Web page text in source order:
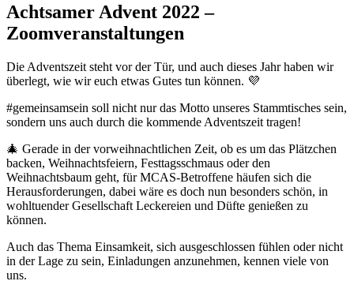
Achtsamer Advent 2022 –
Zoomveranstaltungen
Die Adventszeit steht vor der Tür, und auch dieses Jahr haben wir
überlegt, wie wir euch etwas Gutes tun können. 💜
#gemeinsamsein soll nicht nur das Motto unseres Stammtisches sein,
sondern uns auch durch die kommende Adventszeit tragen!
🎄 Gerade in der vorweihnachtlichen Zeit, ob es um das Plätzchen
backen, Weihnachtsfeiern, Festtagsschmaus oder den
Weihnachtsbaum geht, für MCAS-Betroffene häufen sich die
Herausforderungen, dabei wäre es doch nun besonders schön, in
wohltuender Gesellschaft Leckereien und Düfte genießen zu
können.
Auch das Thema Einsamkeit, sich ausgeschlossen fühlen oder nicht
in der Lage zu sein, Einladungen anzunehmen, kennen viele von
uns.